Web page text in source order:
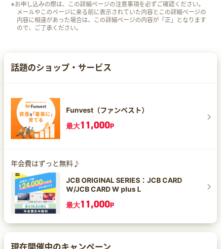
※お申し込みの際は、この詳細ページの注意事項を必ずご確認ください。
メールやこのページに来る前に表示されていた内容とこの詳細ページの
内容に相違があった場合は、この詳細ページの内容が「正」となります
ので、ご了承ください。
話題のショップ・サービス
Funvest（ファンベスト）
最大11,000P
年会費はずっと無料♪
JCB ORIGINAL SERIES：JCB CARD
W/JCB CARD W plus L
最大11,000P